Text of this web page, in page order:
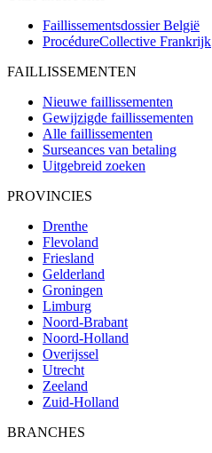
Faillissementsdossier België
ProcédureCollective Frankrijk
FAILLISSEMENTEN
Nieuwe faillissementen
Gewijzigde faillissementen
Alle faillissementen
Surseances van betaling
Uitgebreid zoeken
PROVINCIES
Drenthe
Flevoland
Friesland
Gelderland
Groningen
Limburg
Noord-Brabant
Noord-Holland
Overijssel
Utrecht
Zeeland
Zuid-Holland
BRANCHES